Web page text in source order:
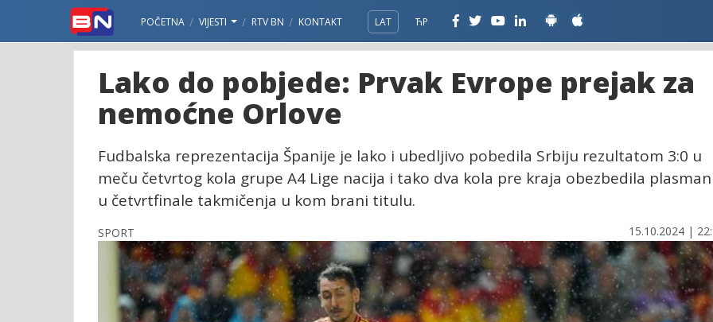
POČETNA VIJESTI RTV BN KONTAKT LAT ЋР
Lako do pobjede: Prvak Evrope prejak za
nemoćne Orlove
Fudbalska reprezentacija Španije je lako i ubedljivo pobedila Srbiju rezultatom 3:0 u
meču četvrtog kola grupe A4 Lige nacija i tako dva kola pre kraja obezbedila plasman
u četvrtfinale takmičenja u kom brani titulu.
SPORT 15.10.2024 |